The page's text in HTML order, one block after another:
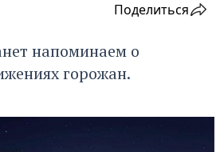
Поделиться
напоминаем о
горожан.